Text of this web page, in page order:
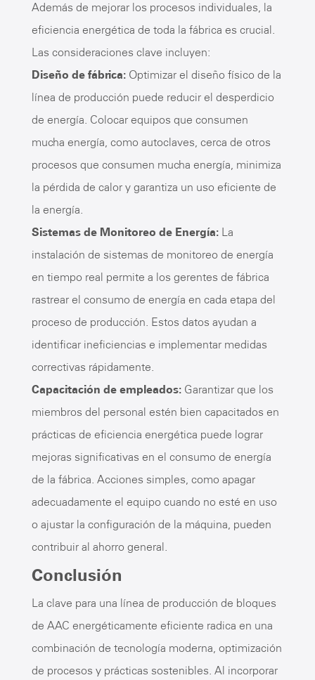
Además de mejorar los procesos individuales, la
eficiencia energética de toda la fábrica es crucial.
Las consideraciones clave incluyen:
Diseño de fábrica: Optimizar el diseño físico de la
línea de producción puede reducir el desperdicio
de energía. Colocar equipos que consumen
mucha energía, como autoclaves, cerca de otros
procesos que consumen mucha energía, minimiza
la pérdida de calor y garantiza un uso eficiente de
la energía.
Sistemas de Monitoreo de Energía: La
instalación de sistemas de monitoreo de energía
en tiempo real permite a los gerentes de fábrica
rastrear el consumo de energía en cada etapa del
proceso de producción. Estos datos ayudan a
identificar ineficiencias e implementar medidas
correctivas rápidamente.
Capacitación de empleados: Garantizar que los
miembros del personal estén bien capacitados en
prácticas de eficiencia energética puede lograr
mejoras significativas en el consumo de energía
de la fábrica. Acciones simples, como apagar
adecuadamente el equipo cuando no esté en uso
o ajustar la configuración de la máquina, pueden
contribuir al ahorro general.
Conclusión
La clave para una línea de producción de bloques
de AAC energéticamente eficiente radica en una
combinación de tecnología moderna, optimización
de procesos y prácticas sostenibles. Al incorporar